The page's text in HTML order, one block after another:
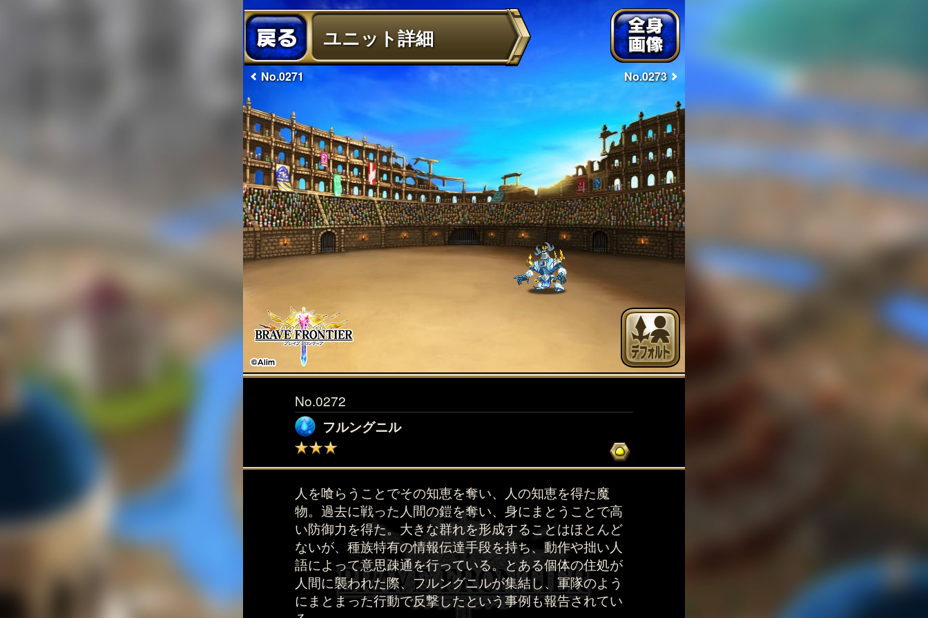
ユニット詳細
No.0271 No.0273
No.0272
フルングニル
人を喰らうことでその知恵を奪い、人の知恵を得た魔
物。過去に戦った人間の鎧を奪い、身にまとうことで高
い防御力を得た。大きな群れを形成することはほとんど
ないが、種族特有の情報伝達手段を持ち、動作や拙い人
語によって意思疎通を行っている。とある個体の住処が
人間に襲われた際、フルングニルが集結し、軍隊のよう
にまとまった行動で反撃したという事例も報告されてい